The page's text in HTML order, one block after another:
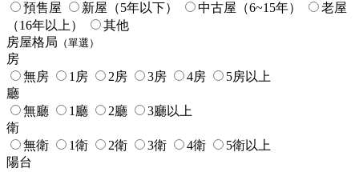
預售屋 新屋（5年以下） 中古屋（6~15年）
老屋
（16年以上）
其他
房屋格局 （單選）
房
無房
1房 2房 3房 4房
5房以上
廳
無廳
1廳 2廳
3廳以上
衛
無衛
1衛 2衛 3衛 4衛
5衛以上
陽台